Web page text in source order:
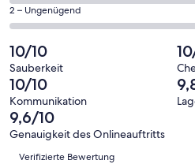
eine
Bewertung
von
10
-
Hervorragend
haben
eine
Bewertung
von
8
-
Gut
21
Gästebewertungen
haben
eine
Bewertung
von
6
-
Okay
insgesamt
Gästebewertungen
haben
eine
Bewertung
von
4
0
von
insgesamt
21
Gästebewertungen
haben
eine
Bewertung
von
2 – Ungenügend
10/10
Sauberkeit
10/10
Kommunikation
9,6/10
Genauigkeit des Onlineauftritts
Bewertungen
Verifizierte Bewertung